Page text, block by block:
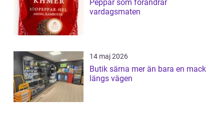
Peppar som förändrar
vardagsmaten
14 maj 2026
Butik särna mer än bara en mack
längs vägen